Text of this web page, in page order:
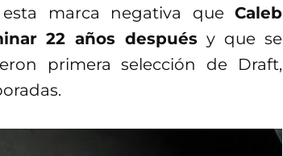
marca negativa que Caleb
22 años después y que se
primera selección de Draft,